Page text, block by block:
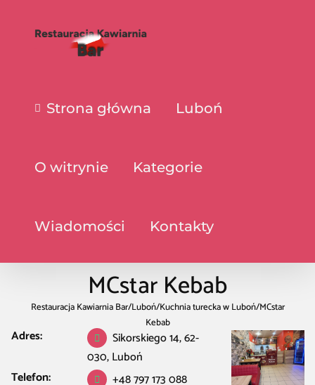
Strona główna Luboń
O witrynie Kategorie
Wiadomości Kontakty
MCstar Kebab
Restauracja Kawiarnia Bar/Luboń/Kuchnia turecka w Luboń/MCstar
Kebab
Adres:
Sikorskiego 14, 62-
030, Luboń
Telefon:
+48 797 173 088